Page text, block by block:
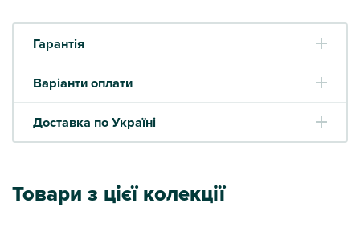
Гарантія
Варіанти оплати
Доставка по Україні
Товари з цієї колекції